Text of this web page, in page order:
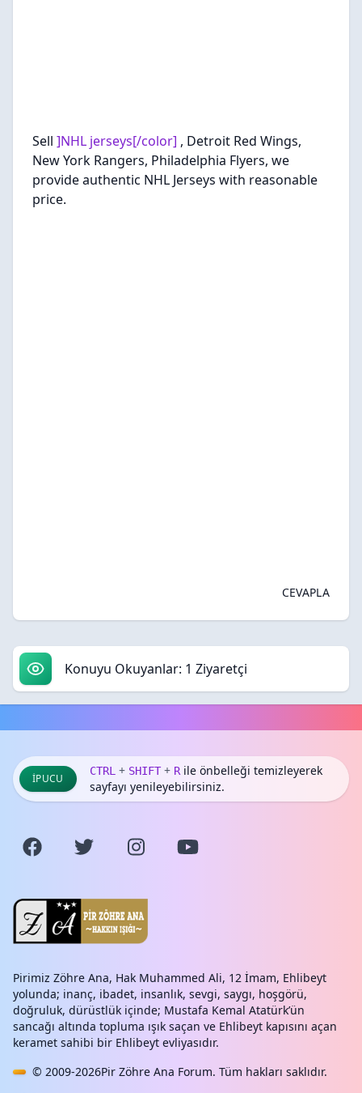
Sell ]NHL jerseys[/color] , Detroit Red Wings,
New York Rangers, Philadelphia Flyers, we
provide authentic NHL Jerseys with reasonable
price.
CEVAPLA
Konuyu Okuyanlar: 1 Ziyaretçi
İPUCU
CTRL + SHIFT + Rile önbelleği temizleyerek
sayfayı yenileyebilirsiniz.
Pirimiz Zöhre Ana, Hak Muhammed Ali, 12 İmam, Ehlibeyt
yolunda; inanç, ibadet, insanlık, sevgi, saygı, hoşgörü,
doğruluk, dürüstlük içinde; Mustafa Kemal Atatürk’ün
sancağı altında topluma ışık saçan ve Ehlibeyt kapısını açan
keramet sahibi bir Ehlibeyt evliyasıdır.
© 2009-2026Pir Zöhre Ana Forum. Tüm hakları saklıdır.